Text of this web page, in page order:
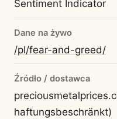
Sentiment Indicator
Dane na żywo
/pl/fear-and-greed/
Źródło / dostawca
haftungsbeschränkt)